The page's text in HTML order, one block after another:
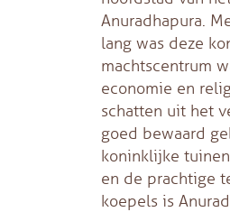
Anuradhapura.
lang was deze
machtscentrum
economie en
schatten uit het
goed bewaard
koninklijke
en de prachtige
koepels is